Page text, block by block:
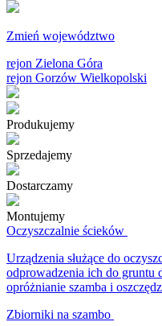
Zmień województwo
rejon Zielona Góra
rejon Gorzów Wielkopolski
Produkujemy
Sprzedajemy
Dostarczamy
Montujemy
Oczyszczalnie ścieków
Urządzenia służące do
odprowadzenia ich do gruntu
opróżnianie szamba i
Zbiorniki na szambo